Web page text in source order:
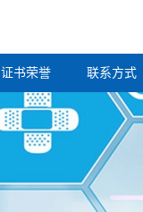
证书荣誉 联系方式